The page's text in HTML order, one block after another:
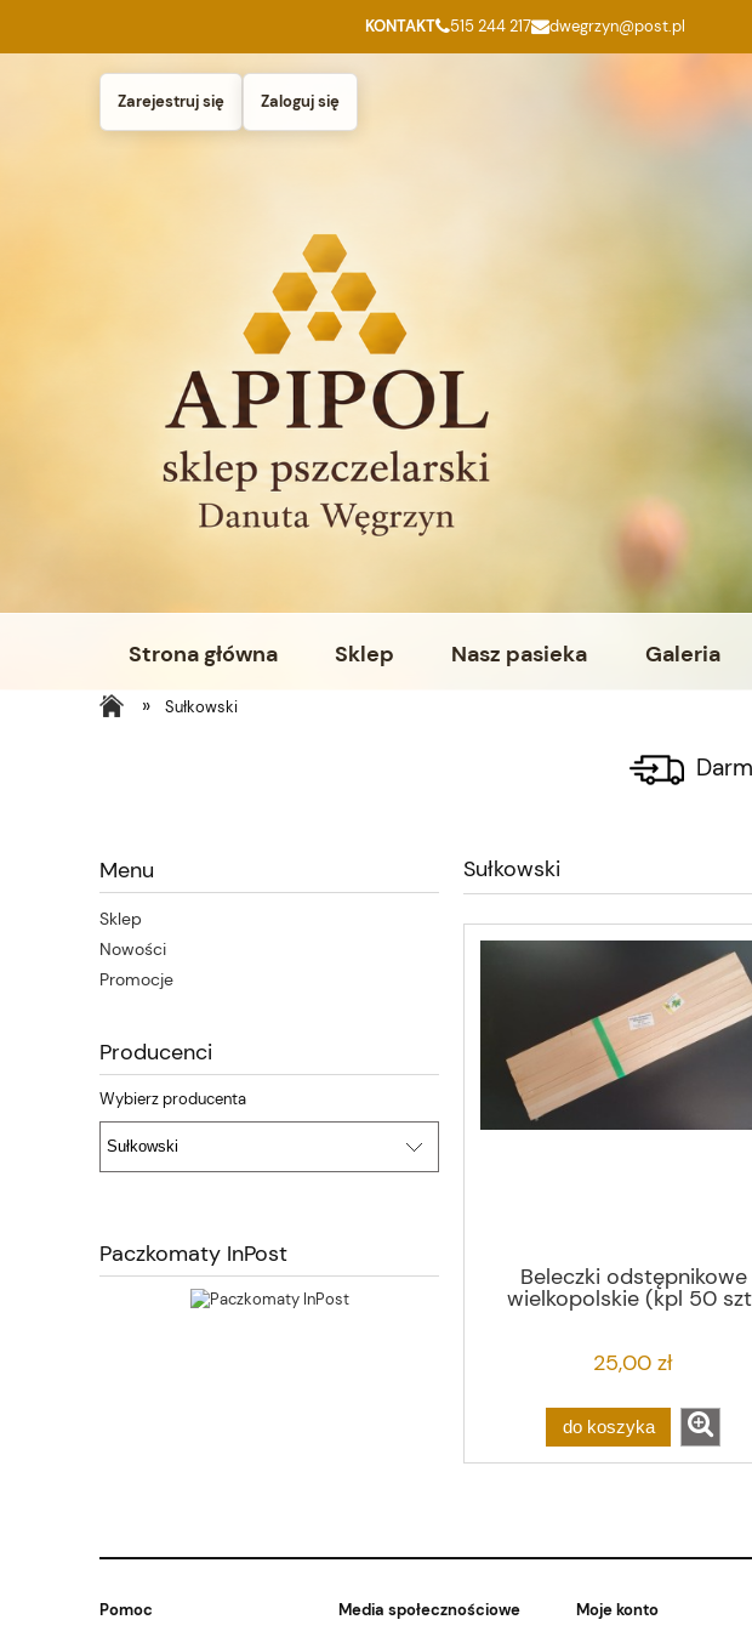
KONTAKT 515 244 217 dwegrzyn@post.pl
Zarejestruj się Zaloguj się
Strona główna Sklep Nasz pasieka Galeria
» Sułkowski
Menu
Sklep
Nowości
Promocje
Producenci
Wybierz producenta
Paczkomaty InPost
Sułkowski
Beleczki odstępnikowe
wielkopolskie (kpl 50
25,00 zł
do koszyka
Pomoc Media społecznościowe Moje konto